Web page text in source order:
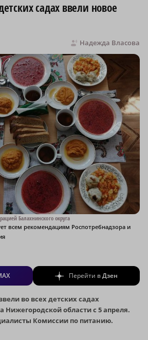
садах ввели новое
Надежда Власова
Балахнинского округа
всем рекомендациям Роспотребнадзора и
Перейти вДзен
во всех детских садах
Нижегородской области с 5 апреля.
Комиссии по питанию.